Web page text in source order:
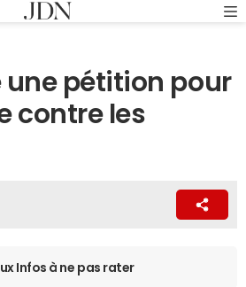
une pétition pour
contre les
Infos à ne pas rater